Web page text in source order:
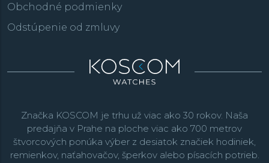
Obchodné podmienky
Odstúpenie od zmluvy
Značka KOSCOM je trhu už viac ako 30 rokov. Naša
predajňa v Prahe na ploche viac ako 700 metrov
štvorcových ponúka výber z desiatok značiek hodiniek,
remienkov, naťahovačov, šperkov alebo písacích potrieb.